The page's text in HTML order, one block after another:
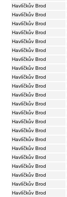
Havlíčkův Brod
Havlíčkův Brod
Havlíčkův Brod
Havlíčkův Brod
Havlíčkův Brod
Havlíčkův Brod
Havlíčkův Brod
Havlíčkův Brod
Havlíčkův Brod
Havlíčkův Brod
Havlíčkův Brod
Havlíčkův Brod
Havlíčkův Brod
Havlíčkův Brod
Havlíčkův Brod
Havlíčkův Brod
Havlíčkův Brod
Havlíčkův Brod
Havlíčkův Brod
Havlíčkův Brod
Havlíčkův Brod
Havlíčkův Brod